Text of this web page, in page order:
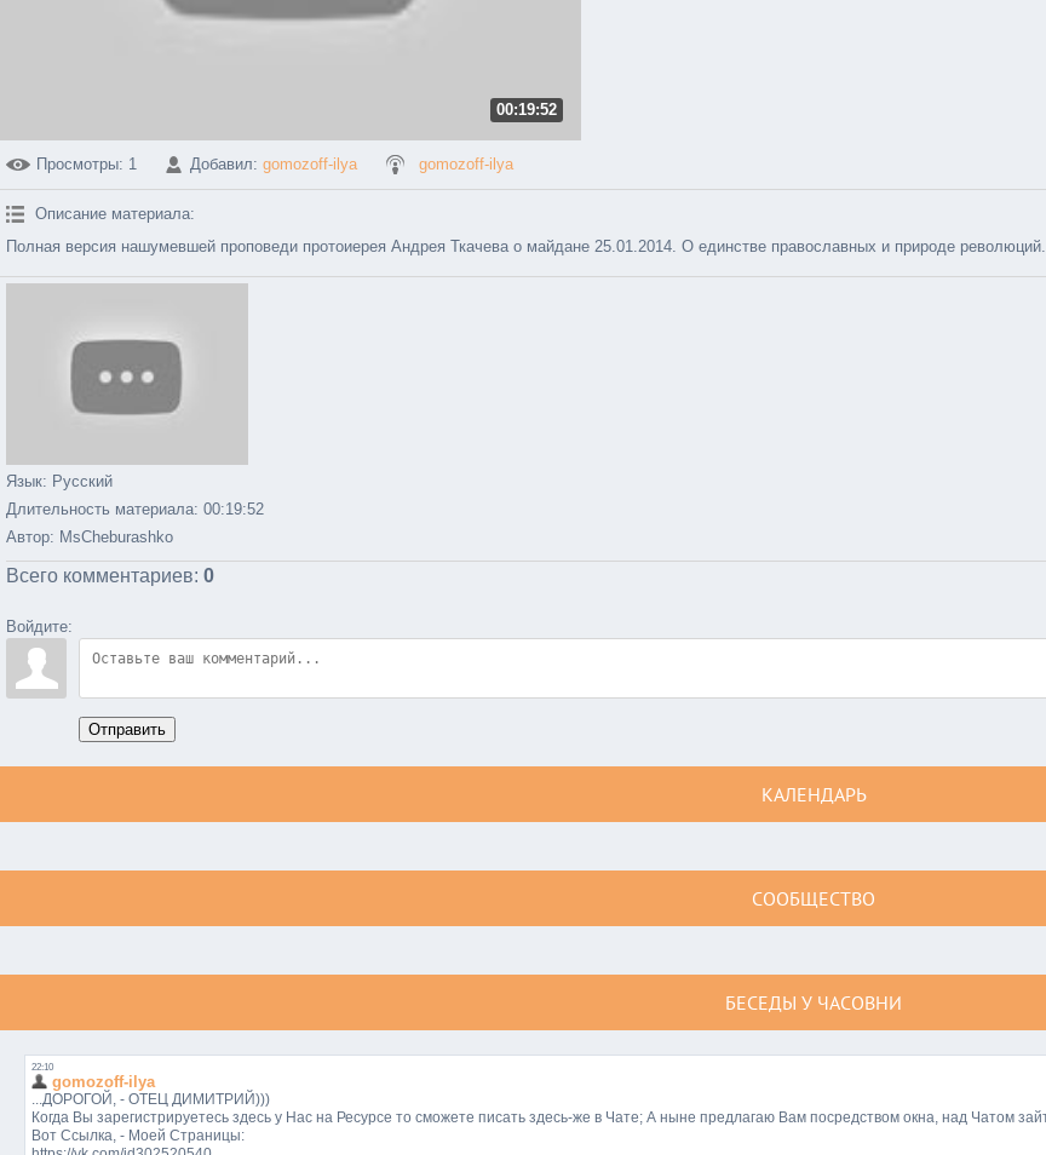
00:19:52
Просмотры: 1 Добавил: gomozoff-ilya gomozoff-ilya
Описание материала:
Полная версия нашумевшей проповеди протоиерея Андрея Ткачева о майдане 25.01.2014. О единстве православных и природе революций.
Язык: Русский
Длительность материала: 00:19:52
Автор: MsCheburashko
Всего комментариев: 0
Войдите:
Отправить
КАЛЕНДАРЬ
СООБЩЕСТВО
БЕСЕДЫ У ЧАСОВНИ